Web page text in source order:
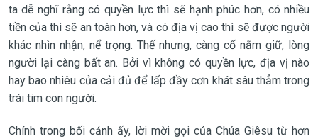
ta dễ nghĩ rằng có quyền lựcthì sẽ hạnh phúc hơn, có nhiều
tiền củathì sẽ an toàn hơn,và có địa vị caothì sẽ được người
khác nhìn nhận, nể trọng. Thế nhưng, càng cố nắm giữ, lòng
người lại càng bất an. Bởi vì không có quyền lực, địa vị nào
hay bao nhiêu của cải đủ để lấp đầy cơn khát sâu thẳm trong
trái tim con người.
Chính trong bối cảnh ấy, lời mời gọi của Chúa Giêsu từ hơn